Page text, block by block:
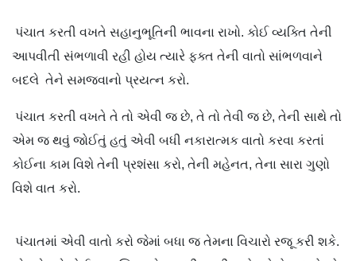
પંચાત કરતી વખતે સહાનુભૂતિની ભાવના રાખો. કોઈ વ્યક્તિ તેની
આપવીતી સંભળાવી રહી હોય ત્યારે ફક્ત તેની વાતો સાંભળવાને
બદલે તેને સમજવાનો પ્રયત્ન કરો.
પંચાત કરતી વખતે તે તો એવી જ છે, તે તો તેવી જ છે, તેની સાથે તો
એમ જ થવું જોઈતું હતું એવી બધી નકારાત્મક વાતો કરવા કરતાં
કોઈના કામ વિશે તેની પ્રશંસા કરો, તેની મહેનત, તેના સારા ગુણો
વિશે વાત કરો.
પંચાતમાં એવી વાતો કરો જેમાં બધા જ તેમના વિચારો રજૂ કરી શકે.